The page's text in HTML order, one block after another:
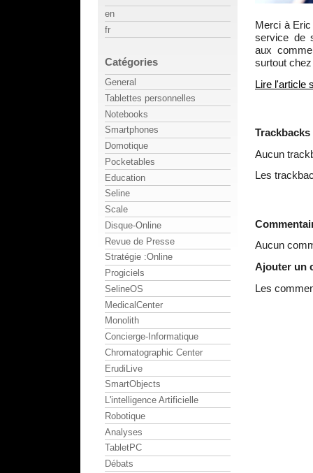
Merci à
service de
aux
surtout
Lire l'article
Trackbacks
Aucun
Les
Aucun
Ajouter un
Les
en
fr
Catégories
General
Tablettes personnelles
Notebooks
Smartphones
Domotique
Pocketables
Education
Seline
Scale
Disque-Online
Revue de Presse
Stratégie :Online
Progiciels
SelineOS
MedicalCenter
Monolith
Concierge-Informatique
Chromatographic Center
ErudiLive
SmartObjects
L'intelligence Artificielle
Robotique
Analyses
TabletPC
Débats